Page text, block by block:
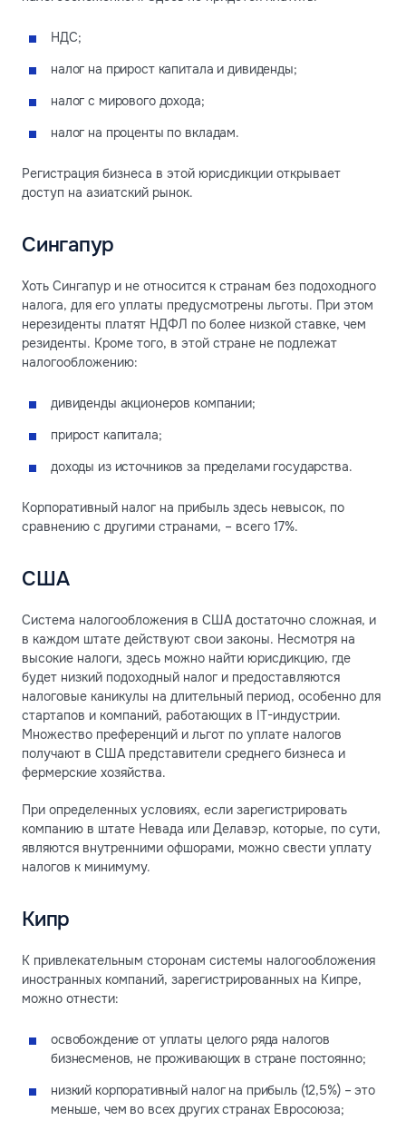
НДС;
налог на прирост капитала и дивиденды;
налог с мирового дохода;
налог на проценты по вкладам.
Регистрация бизнеса в этой юрисдикции открывает
доступ на азиатский рынок.
Сингапур
Хоть Сингапур и не относится к странам без подоходного
налога, для его уплаты предусмотрены льготы. При этом
нерезиденты платят НДФЛ по более низкой ставке, чем
резиденты. Кроме того, в этой стране не подлежат
налогообложению:
дивиденды акционеров компании;
прирост капитала;
доходы из источников за пределами государства.
Корпоративный налог на прибыль здесь невысок, по
сравнению с другими странами, – всего 17%.
США
Система налогообложения в США достаточно сложная, и
в каждом штате действуют свои законы. Несмотря на
высокие налоги, здесь можно найти юрисдикцию, где
будет низкий подоходный налог и предоставляются
налоговые каникулы на длительный период, особенно для
стартапов и компаний, работающих в IT-индустрии.
Множество преференций и льгот по уплате налогов
получают в США представители среднего бизнеса и
фермерские хозяйства.
При определенных условиях, если зарегистрировать
компанию в штате Невада или Делавэр, которые, по сути,
являются внутренними офшорами, можно свести уплату
налогов к минимуму.
Кипр
К привлекательным сторонам системы налогообложения
иностранных компаний, зарегистрированных на Кипре,
можно отнести:
освобождение от уплаты целого ряда налогов
бизнесменов, не проживающих в стране постоянно;
низкий корпоративный налог на прибыль (12,5%) – это
меньше, чем во всех других странах Евросоюза;